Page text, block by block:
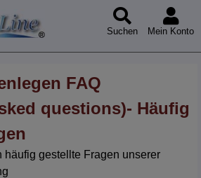
Suchen Mein Konto
FAQ
questions)- Häufig
häufig gestellte Fragen unserer